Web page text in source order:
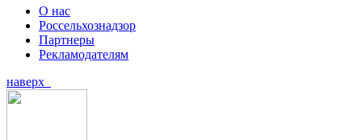
О нас
Россельхознадзор
Партнеры
Рекламодателям
наверх